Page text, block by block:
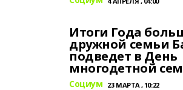
Итоги Года
дружной семьи
подведет в День
многодетной
Социум 23 МАРТА , 10:22